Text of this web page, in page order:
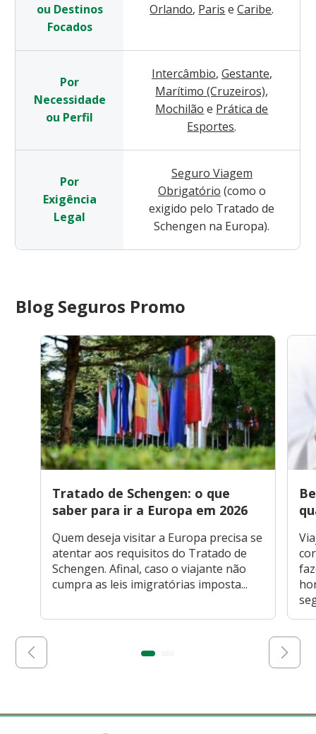
ou Destinos
Focados
Orlando, Paris e Caribe.
Por
Necessidade
ou Perfil
Intercâmbio, Gestante,
Marítimo (Cruzeiros),
Mochilão e Prática de
Esportes.
Por
Exigência
Legal
Seguro Viagem
Obrigatório (como o
exigido pelo Tratado de
Schengen na Europa).
Blog Seguros Promo
Tratado de Schengen: o que
saber para ir a Europa em 2026
Quem deseja visitar a Europa precisa se
atentar aos requisitos do Tratado de
Schengen. Afinal, caso o viajante não
cumpra as leis imigratórias imposta...